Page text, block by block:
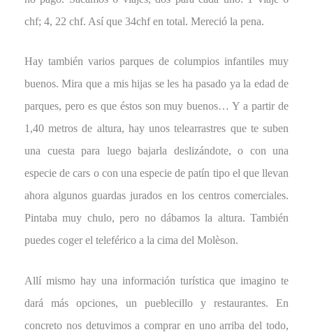
chf; 4, 22 chf. Así que 34chf en total. Mereció la pena.
Hay también varios parques de columpios infantiles muy
buenos. Mira que a mis hijas se les ha pasado ya la edad de
parques, pero es que éstos son muy buenos… Y a partir de
1,40 metros de altura, hay unos telearrastres que te suben
una cuesta para luego bajarla deslizándote, o con una
especie de cars o con una especie de patín tipo el que llevan
ahora algunos guardas jurados en los centros comerciales.
Pintaba muy chulo, pero no dábamos la altura. También
puedes coger el teleférico a la cima del Molèson.
Allí mismo hay una información turística que imagino te
dará más opciones, un pueblecillo y restaurantes. En
concreto nos detuvimos a comprar en uno arriba del todo,